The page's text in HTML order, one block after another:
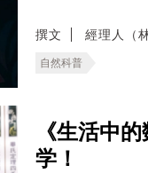
撰文 經理人（
自然科普
《生活中
学！